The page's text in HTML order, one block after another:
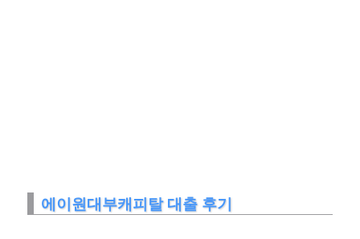
에이원대부캐피탈 대출 후기